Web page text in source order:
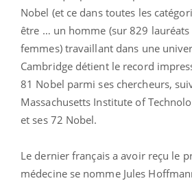
Nobel (et ce dans toutes les
être … un homme (sur 829
femmes) travaillant dans une
Cambridge détient le record
81 Nobel parmi ses chercheurs,
Massachusetts Institute of
et ses 72 Nobel.
Le dernier français a avoir reçu le
médecine se nomme Jules